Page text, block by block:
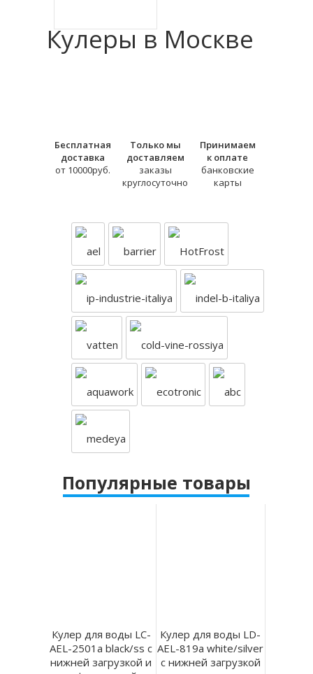
Кулеры в Москве
Бесплатная
доставка
от 10000руб.
Только мы
доставляем
заказы
круглосуточно
Принимаем
к оплате
банковские
карты
Популярные товары
Кулер для воды LC-
AEL-2501a black/ss с
нижней загрузкой и
Кулер для воды LD-
AEL-819a white/silver
с нижней загрузкой